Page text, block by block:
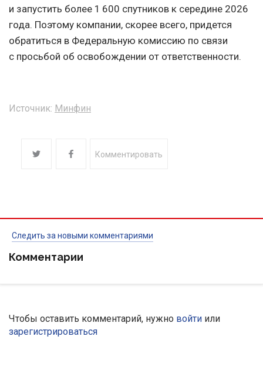
и запустить более 1 600 спутников к середине 2026
года. Поэтому компании, скорее всего, придется
обратиться в Федеральную комиссию по связи
с просьбой об освобождении от ответственности.
Источник: Минфин
Комментировать
Следить за новыми комментариями
Комментарии
Чтобы оставить комментарий, нужно войти или
зарегистрироваться